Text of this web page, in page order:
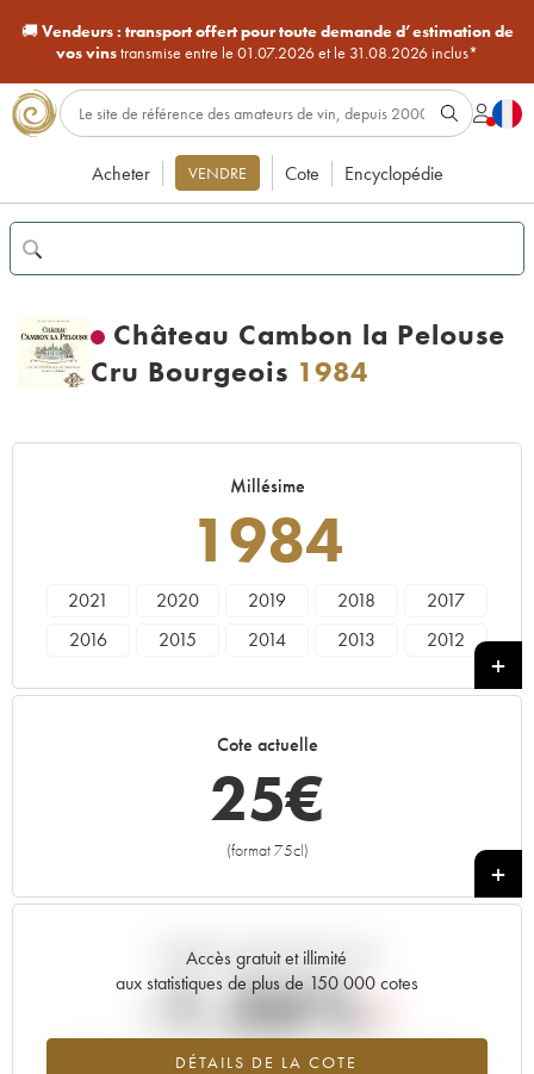
🚚Vendeurs : transport offert pour toute demande d’estimation de
vos vinstransmise entre le 01.07.2026 et le 31.08.2026 inclus*
Acheter VENDRE Cote Encyclopédie
Château Cambon la Pelouse
Cru Bourgeois 1984
Millésime
1984
2021 2020 2019 2018
2017
2016
2015 2014 2013
2012
1999
1994
Cote actuelle
25€
(format 75cl)
+
Accès gratuit et illimité
aux statistiques de plus de 150 000 cotes
DÉTAILS DE LA COTE
Tendance actuelle de la cote
-1.36%
Tendance à la baisse du millésime 1984 en 2026 par rapport à